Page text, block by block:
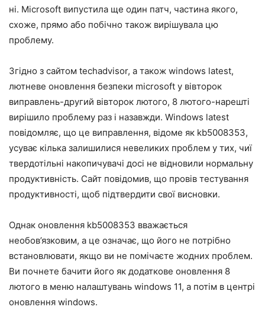
ні. Microsoft випустила ще один патч, частина якого,
схоже, прямо або побічно також вирішувала цю
проблему.
Згідно з сайтом techadvisor, а також windows latest,
лютневе оновлення безпеки microsoft у вівторок
виправлень-другий вівторок лютого, 8 лютого-нарешті
вирішило проблему раз і назавжди. Windows latest
повідомляє, що це виправлення, відоме як kb5008353,
усуває кілька залишилися невеликих проблем у тих, чиї
твердотільні накопичувачі досі не відновили нормальну
продуктивність. Сайт повідомив, що провів тестування
продуктивності, щоб підтвердити свої висновки.
Однак оновлення kb5008353 вважається
необов’язковим, а це означає, що його не потрібно
встановлювати, якщо ви не помічаєте жодних проблем.
Ви почнете бачити його як додаткове оновлення 8
лютого в меню налаштувань windows 11, а потім в центрі
оновлення windows.